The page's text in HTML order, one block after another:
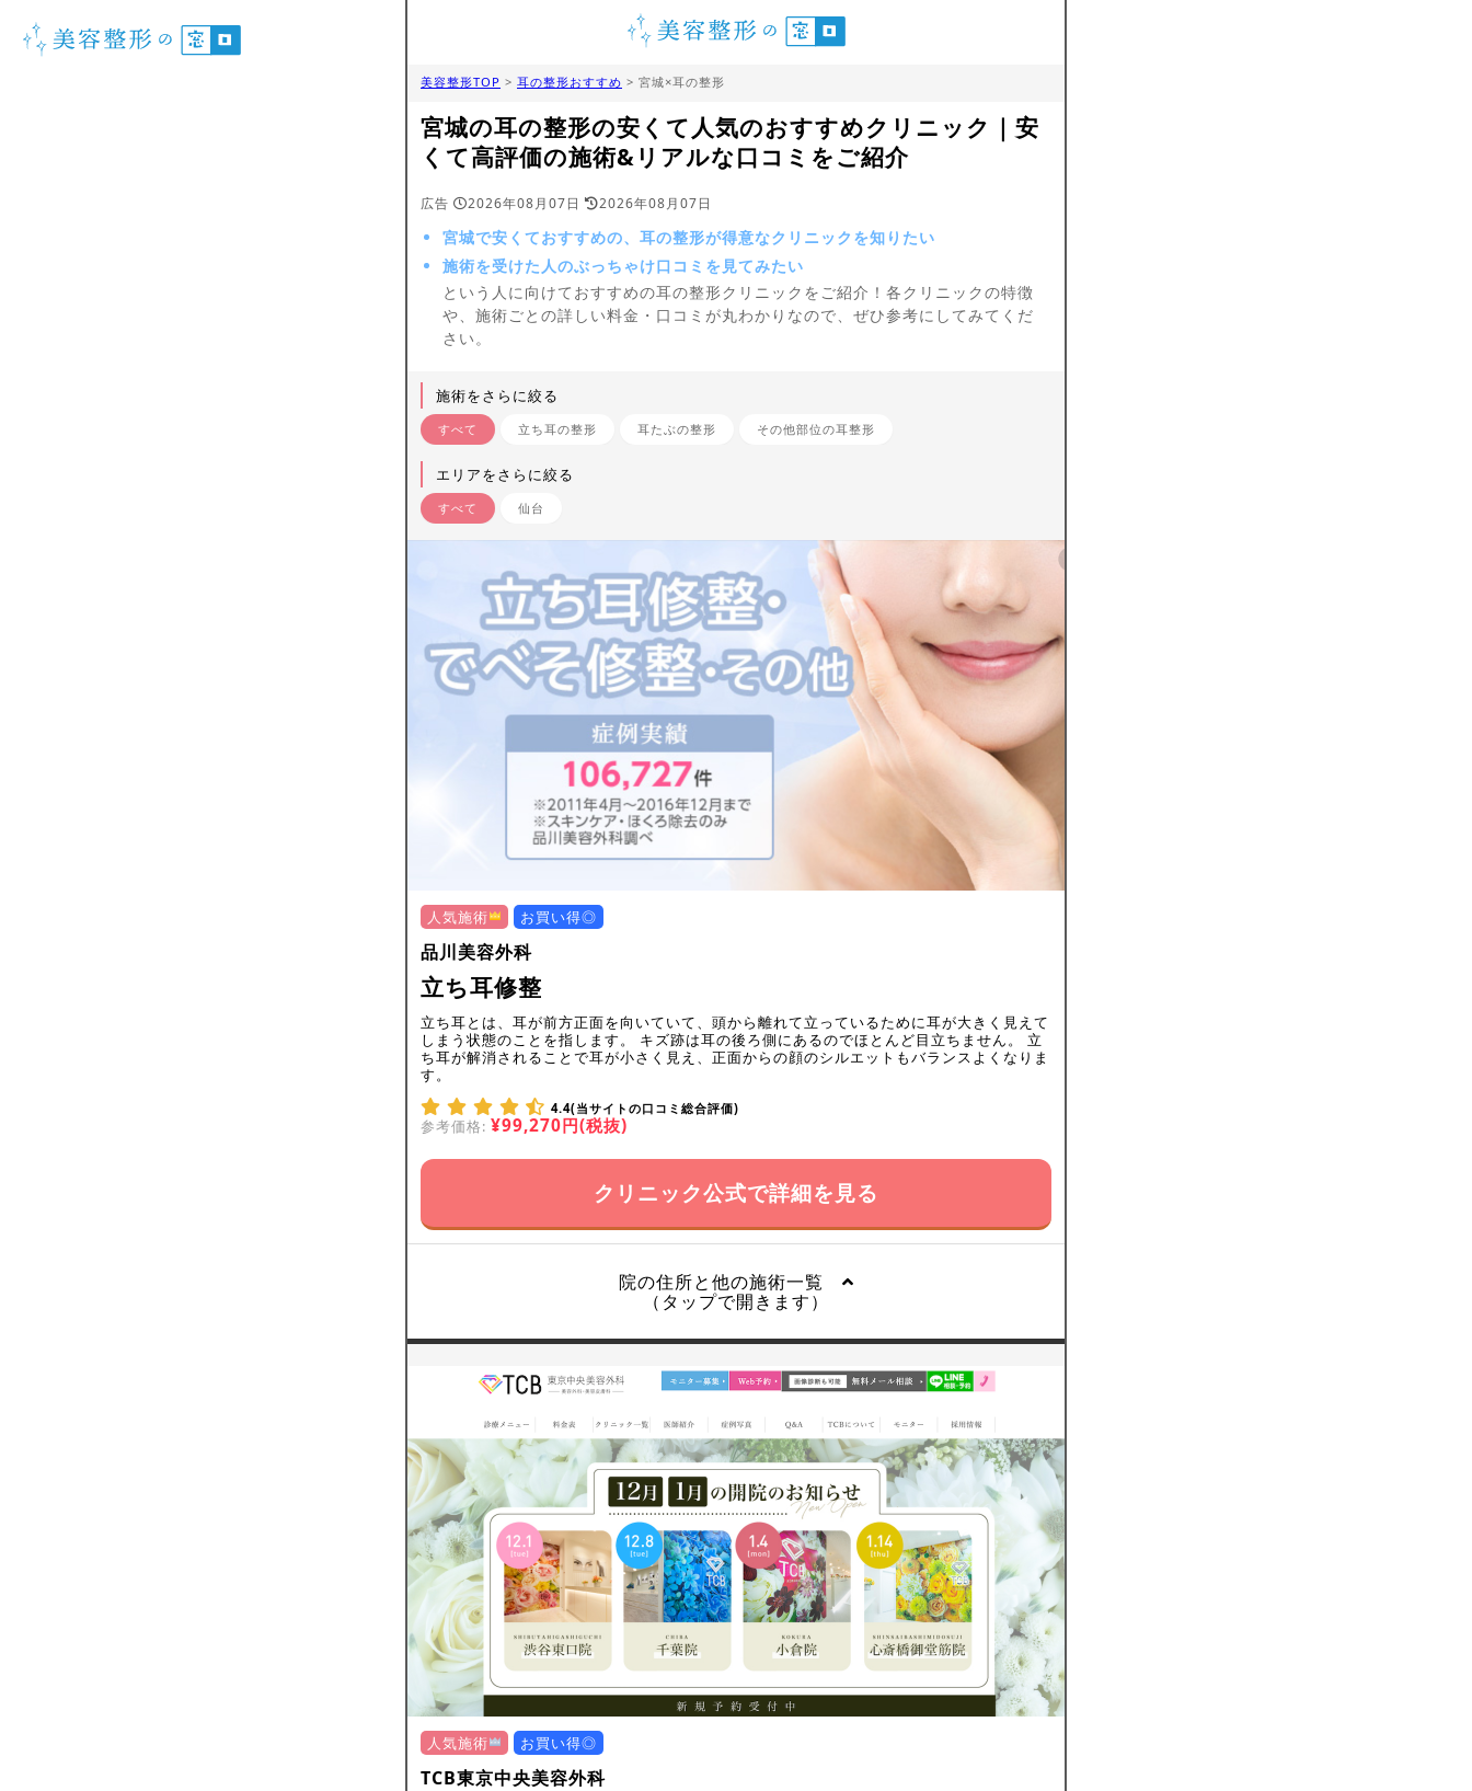
美容整形TOP > 耳の整形おすすめ > 宮城×耳の整形
宮城の耳の整形の安くて人気のおすすめクリニック｜安
くて高評価の施術&リアルな口コミをご紹介
広告 2026年08月07日 2026年08月07日
宮城で安くておすすめの、耳の整形が得意なクリニックを知りたい
施術を受けた人のぶっちゃけ口コミを見てみたい
という人に向けておすすめの耳の整形クリニックをご紹介！各クリニックの特徴
や、施術ごとの詳しい料金・口コミが丸わかりなので、ぜひ参考にしてみてくだ
さい。
施術をさらに絞る
すべて 立ち耳の整形 耳たぶの整形 その他部位の耳整形
エリアをさらに絞る
すべて 仙台
人気施術 お買い得◎
品川美容外科
立ち耳修整
立ち耳とは、耳が前方正面を向いていて、頭から離れて立っているために耳が大きく見えて
しまう状態のことを指します。 キズ跡は耳の後ろ側にあるのでほとんど目立ちません。 立
ち耳が解消されることで耳が小さく見え、正面からの顔のシルエットもバランスよくなりま
す。
4.4(当サイトの口コミ総合評価)
参考価格: ¥99,270円(税抜)
クリニック公式で詳細を見る
院の住所と他の施術一覧
（タップで開きます）
人気施術 お買い得◎
TCB東京中央美容外科